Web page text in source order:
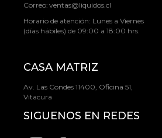
Correo: ventas@liquidos.cl
Horario de atención: Lunes a Viernes
(días hábiles) de 09:00 a 18:00 hrs.
CASA MATRIZ
Av. Las Condes 11400, Oficina 51,
Vitacura
SIGUENOS EN REDES